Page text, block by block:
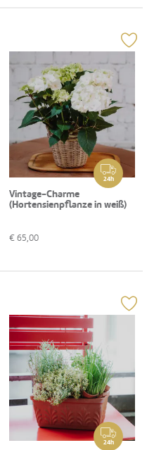
24h
Vintage-Charme
(Hortensienpflanze in weiß)
€ 65,00
24h